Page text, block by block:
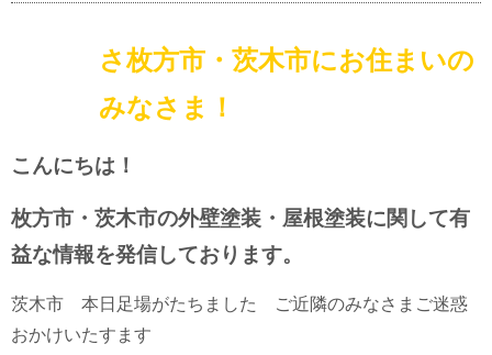
さ枚方市・茨木市にお住まいの
みなさま！
こんにちは！
枚方市・茨木市の外壁塗装・屋根塗装に関して有
益な情報を発信しております。
茨木市 本日足場がたちました ご近隣のみなさまご迷惑
おかけいたすます